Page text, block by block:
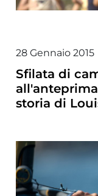
28 Gennaio 2015
Sfilata di
storia di